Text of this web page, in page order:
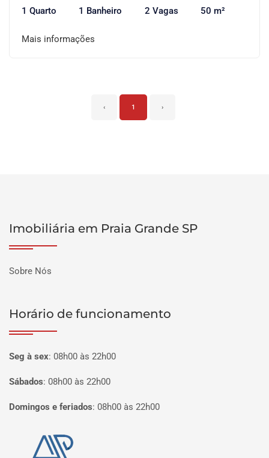
1 Quarto 1 Banheiro 2 Vagas 50 m²
Mais informações
‹ 1 ›
Imobiliária em Praia Grande SP
Sobre Nós
Horário de funcionamento
Seg à sex: 08h00 às 22h00
Sábados: 08h00 às 22h00
Domingos e feriados: 08h00 às 22h00
Página inicial